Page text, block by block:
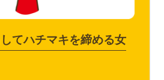
てハチマキを締める女